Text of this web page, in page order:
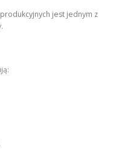
jest jednym z